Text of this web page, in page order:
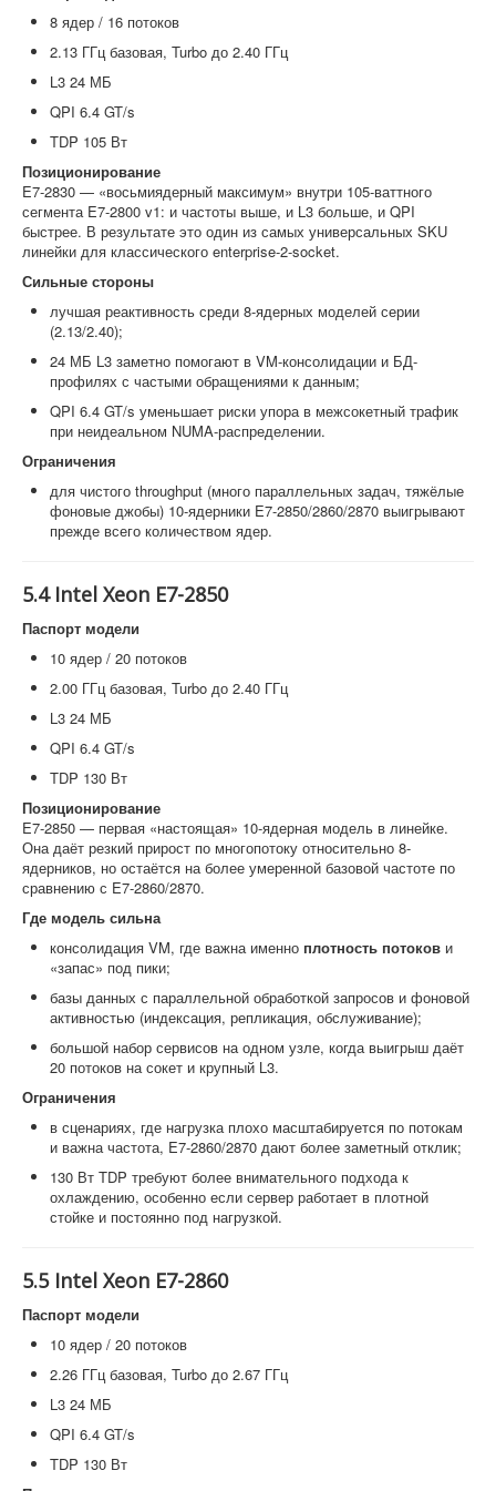
8 ядер / 16 потоков
2.13 ГГц базовая, Turbo до 2.40 ГГц
L3 24 МБ
QPI 6.4 GT/s
TDP 105 Вт
Позиционирование
E7-2830 — «восьмиядерный максимум» внутри 105-ваттного
сегмента E7-2800 v1: и частоты выше, и L3 больше, и QPI
быстрее. В результате это один из самых универсальных SKU
линейки для классического enterprise-2-socket.
Сильные стороны
лучшая реактивность среди 8-ядерных моделей серии
(2.13/2.40);
24 МБ L3 заметно помогают в VM-консолидации и БД-
профилях с частыми обращениями к данным;
QPI 6.4 GT/s уменьшает риски упора в межсокетный трафик
при неидеальном NUMA-распределении.
Ограничения
для чистого throughput (много параллельных задач, тяжёлые
фоновые джобы) 10-ядерники E7-2850/2860/2870 выигрывают
прежде всего количеством ядер.
5.4 Intel Xeon E7-2850
Паспорт модели
10 ядер / 20 потоков
2.00 ГГц базовая, Turbo до 2.40 ГГц
L3 24 МБ
QPI 6.4 GT/s
TDP 130 Вт
Позиционирование
E7-2850 — первая «настоящая» 10-ядерная модель в линейке.
Она даёт резкий прирост по многопотоку относительно 8-
ядерников, но остаётся на более умеренной базовой частоте по
сравнению с E7-2860/2870.
Где модель сильна
консолидация VM, где важна именно плотность потоков и
«запас» под пики;
базы данных с параллельной обработкой запросов и фоновой
активностью (индексация, репликация, обслуживание);
большой набор сервисов на одном узле, когда выигрыш даёт
20 потоков на сокет и крупный L3.
Ограничения
в сценариях, где нагрузка плохо масштабируется по потокам
и важна частота, E7-2860/2870 дают более заметный отклик;
130 Вт TDP требуют более внимательного подхода к
охлаждению, особенно если сервер работает в плотной
стойке и постоянно под нагрузкой.
5.5 Intel Xeon E7-2860
Паспорт модели
10 ядер / 20 потоков
2.26 ГГц базовая, Turbo до 2.67 ГГц
L3 24 МБ
QPI 6.4 GT/s
TDP 130 Вт